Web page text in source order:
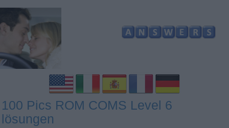
100 Pics ROM COMS Level 6
lösungen